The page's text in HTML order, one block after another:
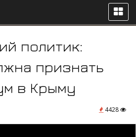
политик:
признать
в Крыму
4428